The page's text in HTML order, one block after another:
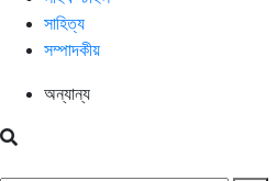
সাহিত্য
সম্পাদকীয়
অন্যান্য